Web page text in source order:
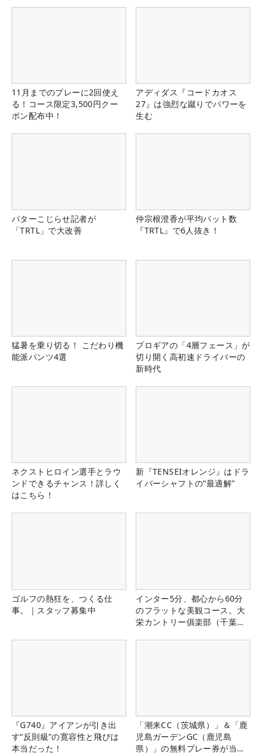
11月までのプレーに2回使え
る！コース限定3,500円クー
ポン配布中！
アディダス『コードカオス
27』は強烈な蹴りでパワーを
生む
パターこじらせ記者が
「TRTL」で大改善
仲宗根澄香が平均パット数
『TRTL』で6人抜き！
猛暑を乗り切る！ こだわり機
能派パンツ4選
プロギアの「4層フェース」が
切り開く高初速ドライバーの
新時代
ネクストヒロイン選手とラウ
ンドできるチャンス！詳しく
はこちら！
新『TENSEIオレンジ』はドラ
イバーシャフトの“最適解”
ゴルフの熱狂を、つくる仕
事。｜スタッフ募集中
インター5分、都心から60分
のフラットな美観コース。大
栄カントリー俱楽部（千葉
『G740』アイアンが引き出
す“反則級”の寛容性と飛びは
本当だった！
「潮来CC（茨城県）」＆「鹿
児島ガーデンGC（鹿児島
県）」の無料プレー券が当た